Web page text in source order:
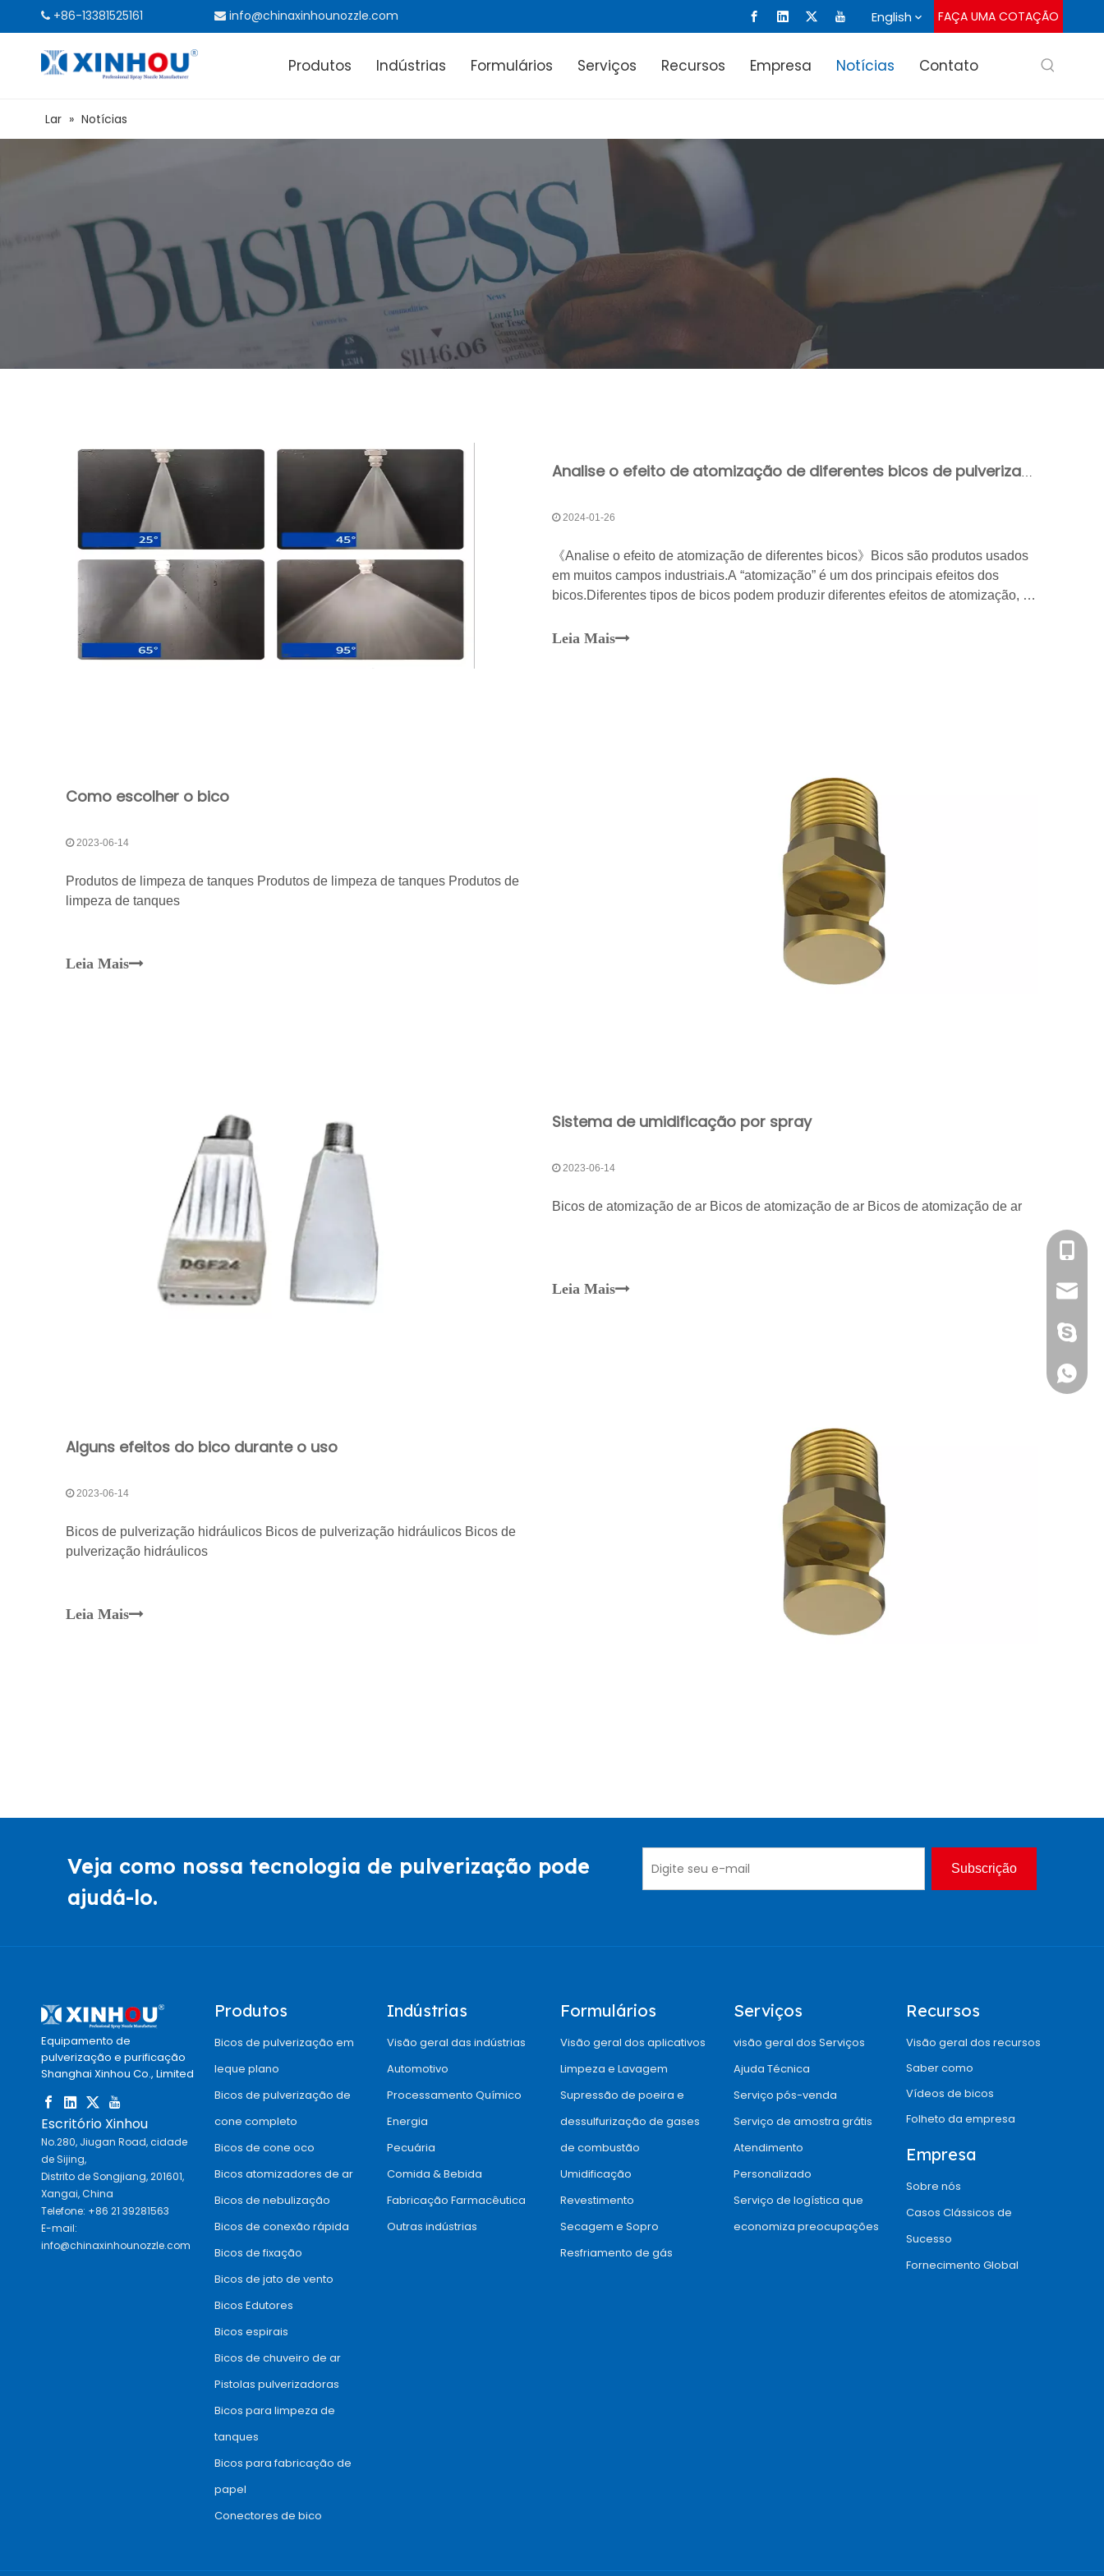
 +86-13381525161  info@chinaxinhounozzle.com English FAÇA UMA COTAÇÃO
Produtos Indústrias Formulários Serviços Recursos Empresa Notícias Contato
Lar » Notícias
Analise o efeito de atomização de diferentes bicos de pulverização
2024-01-26
《Analise o efeito de atomização de diferentes bicos》Bicos são produtos usados ​​
em muitos campos industriais.A “atomização” é um dos principais efeitos dos
bicos.Diferentes tipos de bicos podem produzir diferentes efeitos de atomização, o
Leia Mais
Como escolher o bico
2023-06-14
Produtos de limpeza de tanques Produtos de limpeza de tanques Produtos de
limpeza de tanques
Leia Mais
Sistema de umidificação por spray
2023-06-14
Bicos de atomização de ar Bicos de atomização de ar Bicos de atomização de ar
Leia Mais
Alguns efeitos do bico durante o uso
2023-06-14
Bicos de pulverização hidráulicos Bicos de pulverização hidráulicos Bicos de
pulverização hidráulicos
Leia Mais
Veja como nossa tecnologia de pulverização pode
ajudá-lo.
Subscrição
Equipamento de
pulverização e purificação
Shanghai Xinhou Co., Limited
Escritório Xinhou
No.280, Jiugan Road, cidade
de Sijing,
Distrito de Songjiang, 201601,
Xangai, China
Telefone: +86 21 39281563
E-mail:
info@chinaxinhounozzle.com
Produtos
Bicos de pulverização em
leque plano
Bicos de pulverização de
cone completo
Bicos de cone oco
Bicos atomizadores de ar
Bicos de nebulização
Bicos de conexão rápida
Bicos de fixação
Bicos de jato de vento
Bicos Edutores
Bicos espirais
Bicos de chuveiro de ar
Pistolas pulverizadoras
Bicos para limpeza de
tanques
Bicos para fabricação de
papel
Conectores de bico
Indústrias
Visão geral das indústrias
Automotivo
Processamento Químico
Energia
Pecuária
Comida & Bebida
Fabricação Farmacêutica
Outras indústrias
Formulários
Visão geral dos aplicativos
Limpeza e Lavagem
Supressão de poeira e
dessulfurização de gases
de combustão
Umidificação
Revestimento
Secagem e Sopro
Resfriamento de gás
Serviços
visão geral dos Serviços
Ajuda Técnica
Serviço pós-venda
Serviço de amostra grátis
Atendimento
Personalizado
Serviço de logística que
economiza preocupações
Recursos
Visão geral dos recursos
Saber como
Vídeos de bicos
Folheto da empresa
Empresa
Sobre nós
Casos Clássicos de
Sucesso
Fornecimento Global